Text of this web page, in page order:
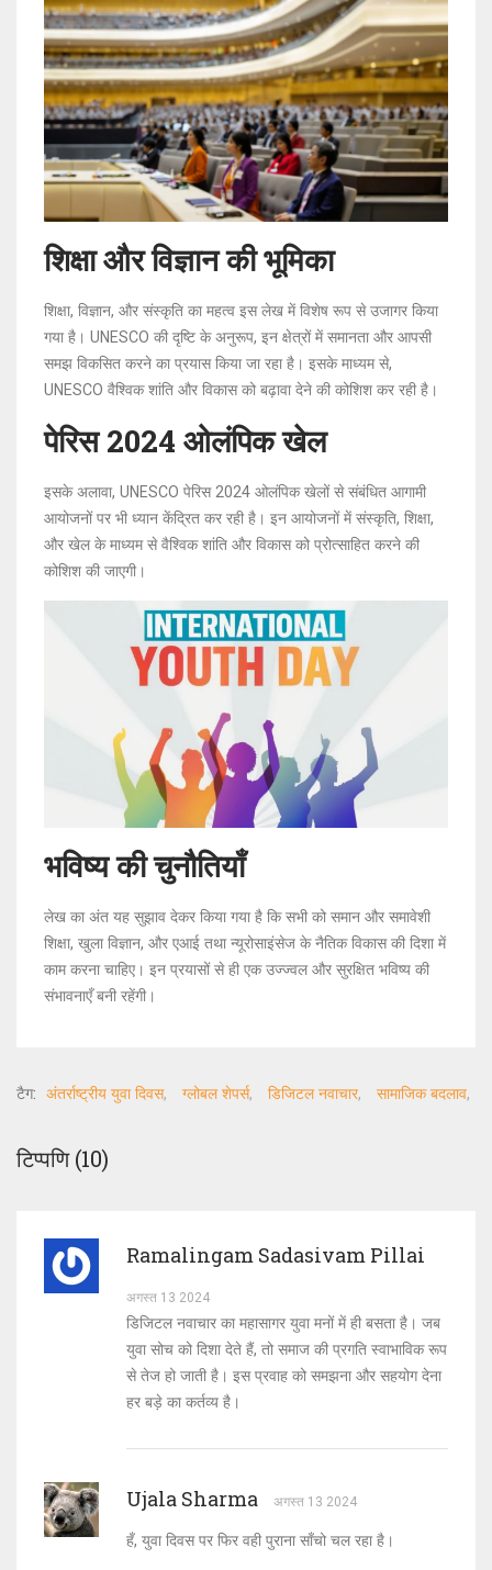
शिक्षा और विज्ञान की भूमिका
शिक्षा, विज्ञान, और संस्कृति का महत्व इस लेख में विशेष रूप से उजागर किया
गया है। UNESCO की दृष्टि के अनुरूप, इन क्षेत्रों में समानता और आपसी
समझ विकसित करने का प्रयास किया जा रहा है। इसके माध्यम से,
UNESCO वैश्विक शांति और विकास को बढ़ावा देने की कोशिश कर रही है।
पेरिस 2024 ओलंपिक खेल
इसके अलावा, UNESCO पेरिस 2024 ओलंपिक खेलों से संबंधित आगामी
आयोजनों पर भी ध्यान केंद्रित कर रही है। इन आयोजनों में संस्कृति, शिक्षा,
और खेल के माध्यम से वैश्विक शांति और विकास को प्रोत्साहित करने की
कोशिश की जाएगी।
भविष्य की चुनौतियाँ
लेख का अंत यह सुझाव देकर किया गया है कि सभी को समान और समावेशी
शिक्षा, खुला विज्ञान, और एआई तथा न्यूरोसाइंसेज के नैतिक विकास की दिशा में
काम करना चाहिए। इन प्रयासों से ही एक उज्ज्वल और सुरक्षित भविष्य की
संभावनाएँ बनी रहेंगी।
टैग: अंतर्राष्ट्रीय युवा दिवस ग्लोबल शेपर्स डिजिटल नवाचार सामाजिक बदलाव
टिप्पणि (10)
Ramalingam Sadasivam Pillai
अगस्त 13 2024
डिजिटल नवाचार का महासागर युवा मनों में ही बसता है। जब
युवा सोच को दिशा देते हैं, तो समाज की प्रगति स्वाभाविक रूप
से तेज हो जाती है। इस प्रवाह को समझना और सहयोग देना
हर बड़े का कर्तव्य है।
Ujala Sharma अगस्त 13 2024
हँ, युवा दिवस पर फिर वही पुराना साँचो चल रहा है।